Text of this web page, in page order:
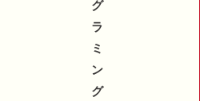
グ
ラ
ミ
ン
グ